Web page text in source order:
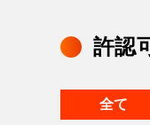
許認
全て